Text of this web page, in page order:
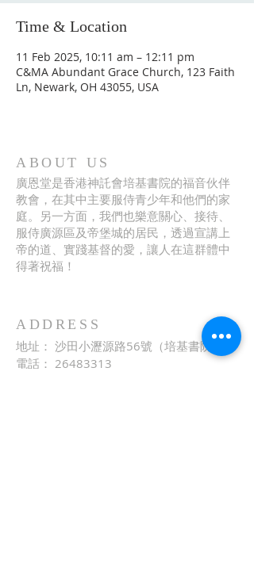
Time & Location
11 Feb 2025, 10:11 am – 12:11 pm
C&MA Abundant Grace Church, 123 Faith
Ln, Newark, OH 43055, USA
ABOUT US
廣恩堂是香港神託會培基書院的福音伙伴
教會，在其中主要服侍青少年和他們的家
庭。另一方面，我們也樂意關心、接待、
服侍廣源區及帝堡城的居民，透過宣講上
帝的道、實踐基督的愛，讓人在這群體中
得著祝福！
ADDRESS
地址： 沙田小瀝源路56號（培基書院）
電話： 26483313